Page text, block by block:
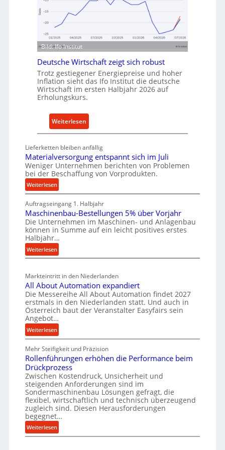
I
t
r
i
e
-
E
r
s
t
z
t
i
l
e
n
n
ü
r
n
a
c
h
a
l
t
i
g
e
W
k
z
e
a
u
p
r
e
s
s
Bild: Ifo Institut
Deutsche Wirtschaft zeigt sich robust
Trotz gestiegener Energiepreise und hoher
Inflation sieht das Ifo Institut die deutsche
Wirtschaft im ersten Halbjahr 2026 auf
Erholungskurs.
Weiterlesen:
D
u
t
s
h
e
W
s
h
a
f
t
i
g
t
s
i
c
h
b
Lieferketten bleiben anfällig
Materialversorgung entspannt sich im Juli
Weniger Unternehmen berichten von Problemen
bei der Beschaffung von Vorprodukten.
Weiterlesen:
M
a
t
e
r
i
a
l
e
r
s
o
g
u
n
g
e
n
t
s
p
a
n
n
Auftragseingang 1. Halbjahr
Maschinenbau-Bestellungen 5% über Vorjahr
Die Unternehmen im Maschinen- und Anlagenbau
können in Summe auf ein leicht positives erstes
Halbjahr…
Weiterlesen:
M
s
c
h
i
n
e
n
a
u
-
B
e
s
t
e
l
l
Markteintritt in den Niederlanden
All About Automation expandiert
Die Messereihe All About Automation findet 2027
erstmals in den Niederlanden statt. Und auch in
Österreich baut der Veranstalter Easyfairs sein
Angebot…
Weiterlesen:
A
l
l
A
b
o
u
t
A
u
t
Mehr Steifigkeit und Präzision
Rollenführungen erhöhen die Performance beim
Drückprozess
Zwischen Kostendruck, Unsicherheit und
steigenden Anforderungen sind im
Sondermaschinenbau Lösungen gefragt, die
flexibel, wirtschaftlich und technisch überzeugend
zugleich sind. Diesen Herausforderungen
begegnet…
Weiterlesen:
R